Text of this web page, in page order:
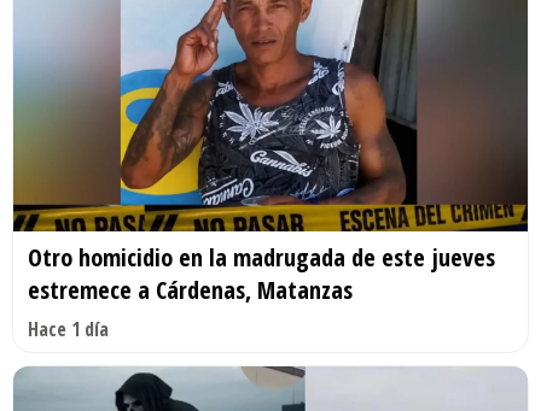
Otro homicidio en la madrugada de este jueves
estremece a Cárdenas, Matanzas
Hace 1 día